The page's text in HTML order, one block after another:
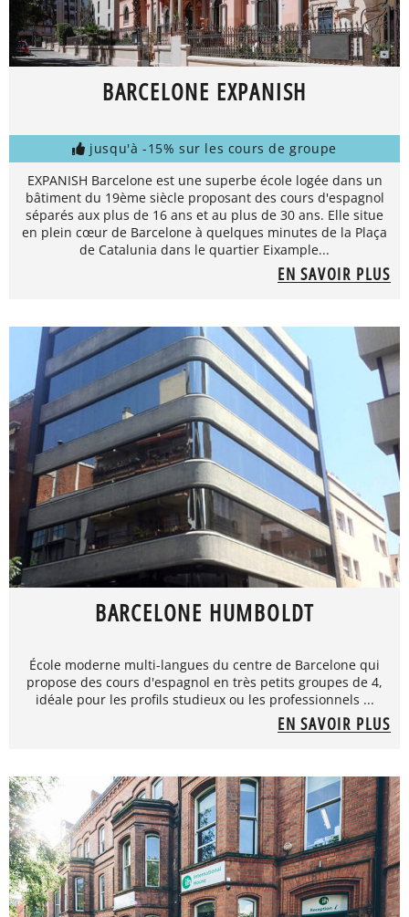
BARCELONE EXPANISH
jusqu'à -15% sur les cours de groupe
EXPANISH Barcelone est une superbe école logée dans un
bâtiment du 19ème siècle proposant des cours d'espagnol
séparés aux plus de 16 ans et au plus de 30 ans. Elle situe
en plein cœur de Barcelone à quelques minutes de la Plaça
de Catalunia dans le quartier Eixample...
EN SAVOIR PLUS
BARCELONE HUMBOLDT
École moderne multi-langues du centre de Barcelone qui
propose des cours d'espagnol en très petits groupes de 4,
idéale pour les profils studieux ou les professionnels ...
EN SAVOIR PLUS